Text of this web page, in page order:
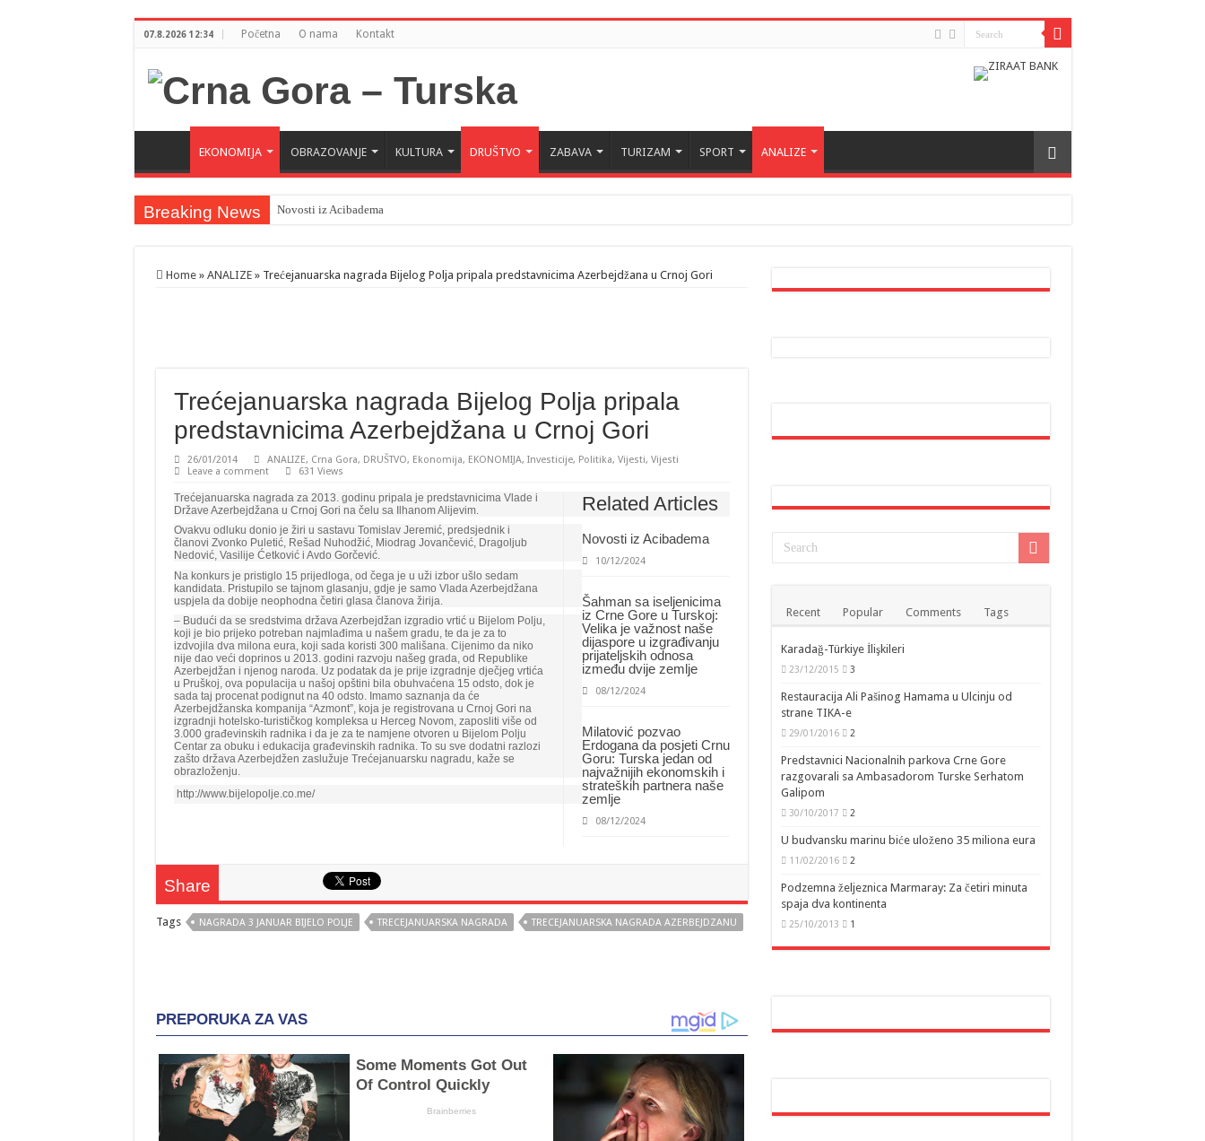
07.8.2026 12:34 Početna O nama Kontakt
EKONOMIJA OBRAZOVANJE KULTURA DRUŠTVO ZABAVA TURIZAM SPORT ANALIZE
Breaking News Novosti iz Acibadema
Milatović pozvao Erdogana da posjeti Crnu Goru: Turska jedan od najvažnijih ekonomskih i strateških partnera naše zemlje
Home » ANALIZE » Trećejanuarska nagrada Bijelog Polja pripala predstavnicima Azerbejdžana u Crnoj Gori
Trećejanuarska nagrada Bijelog Polja pripala
predstavnicima Azerbejdžana u Crnoj Gori
26/01/2014 ANALIZE, Crna Gora, DRUŠTVO, Ekonomija, EKONOMIJA, Investicije, Politika, Vijesti, Vijesti
Leave a comment
631 Views
Related Articles
Novosti iz Acibadema
10/12/2024
Šahman sa iseljenicima
iz Crne Gore u Turskoj:
Velika je važnost naše
dijaspore u izgrađivanju
prijateljskih odnosa
između dvije zemlje
08/12/2024
Milatović pozvao
Erdogana da posjeti Crnu
Goru: Turska jedan od
najvažnijih ekonomskih i
strateških partnera naše
zemlje
08/12/2024
Trećejanuarska nagrada za 2013. godinu pripala je predstavnicima Vlade i
Države Azerbejdžana u Crnoj Gori na čelu sa Ilhanom Alijevim.
Ovakvu odluku donio je žiri u sastavu Tomislav Jeremić, predsjednik i
članovi Zvonko Puletić, Rešad Nuhodžić, Miodrag Jovančević, Dragoljub
Nedović, Vasilije Ćetković i Avdo Gorčević.
Na konkurs je pristiglo 15 prijedloga, od čega je u uži izbor ušlo sedam
kandidata. Pristupilo se tajnom glasanju, gdje je samo Vlada Azerbejdžana
uspjela da dobije neophodna četiri glasa članova žirija.
– Budući da se sredstvima država Azerbejdžan izgradio vrtić u Bijelom Polju,
koji je bio prijeko potreban najmlađima u našem gradu, te da je za to
izdvojila dva milona eura, koji sada koristi 300 mališana. Cijenimo da niko
nije dao veći doprinos u 2013. godini razvoju našeg grada, od Republike
Azerbejdžan i njenog naroda. Uz podatak da je prije izgradnje dječjeg vrtića
u Pruškoj, ova populacija u našoj opštini bila obuhvaćena 15 odsto, dok je
sada taj procenat podignut na 40 odsto. Imamo saznanja da će
Azerbejdžanska kompanija “Azmont”, koja je registrovana u Crnoj Gori na
izgradnji hotelsko-turističkog kompleksa u Herceg Novom, zaposliti više od
3.000 građevinskih radnika i da je za te namjene otvoren u Bijelom Polju
Centar za obuku i edukacija građevinskih radnika. To su sve dodatni razlozi
zašto država Azerbejdžen zaslužuje Trećejanuarsku nagradu, kaže se
obrazloženju.
http://www.bijelopolje.co.me/
Share
Tags NAGRADA 3 JANUAR BIJELO POLJE TRECEJANUARSKA NAGRADA TRECEJANUARSKA NAGRADA AZERBEJDZANU
Recent Popular Comments Tags
Karadağ-Türkiye İlişkileri
23/12/2015 3
Restauracija Ali Pašinog Hamama u Ulcinju od
strane TIKA-e
29/01/2016 2
Predstavnici Nacionalnih parkova Crne Gore
razgovarali sa Ambasadorom Turske Serhatom
Galipom
30/10/2017 2
U budvansku marinu biće uloženo 35 miliona eura
11/02/2016 2
Podzemna željeznica Marmaray: Za četiri minuta
spaja dva kontinenta
25/10/2013 1